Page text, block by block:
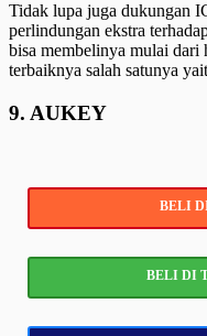
Tidak lupa juga dukungan
perlindungan ekstra
bisa membelinya mulai dari
terbaiknya salah satunya
9. AUKEY
BELI
BELI DI